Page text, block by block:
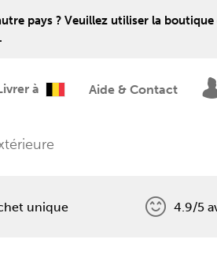
pays ? Veuillez utiliser la boutique
à Aide & Contact
unique 4.9/5